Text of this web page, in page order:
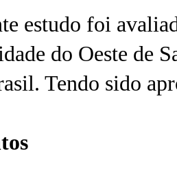
estudo foi
do Oeste de
Tendo sido